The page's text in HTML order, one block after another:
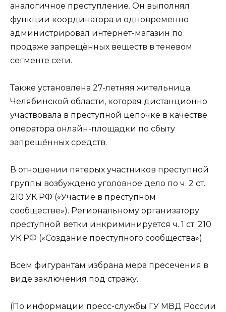
аналогичное преступление. Он выполнял
функции координатора и одновременно
администрировал интернет-магазин по
продаже запрещённых веществ в теневом
сегменте сети.
Также установлена 27-летняя жительница
Челябинской области, которая дистанционно
участвовала в преступной цепочке в качестве
оператора онлайн-площадки по сбыту
запрещённых средств.
В отношении пятерых участников преступной
группы возбуждено уголовное дело по ч. 2 ст.
210 УК РФ («Участие в преступном
сообществе»). Региональному организатору
преступной ветки инкриминируется ч. 1 ст. 210
УК РФ («Создание преступного сообщества»).
Всем фигурантам избрана мера пресечения в
виде заключения под стражу.
(По информации пресс-службы ГУ МВД России